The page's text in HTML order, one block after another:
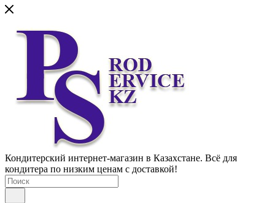
Кондитерский интернет-магазин в Казахстане. Всё для
кондитера по низким ценам с доставкой!